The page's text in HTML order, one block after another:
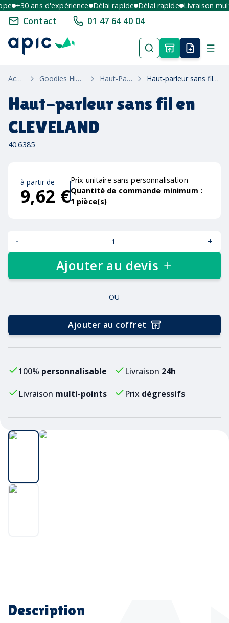
+30 ans d'expérience Délai rapide Délai rapide Livraison multi-
Contact 01 47 64 40 04
Accueil Goodies High-Tech Haut-Parleurs Haut-parleur sans fil en CLEVELAND
Description
Haut-parleur sans fil en
CLEVELAND
40.6385
à partir de
9,62 €
Prix unitaire sans personnalisation
Quantité de commande minimum :
1 pièce(s)
- +
Ajouter au devis
OU
Ajouter au coffret
100% personnalisable Livraison 24h
Livraison multi-points Prix dégressifs